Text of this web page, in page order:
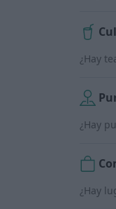
¿Hay
¿Hay
¿Hay